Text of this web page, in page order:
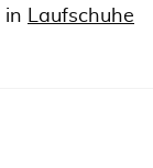
in Laufschuhe